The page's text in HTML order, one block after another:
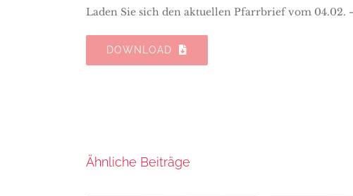
Laden Sie sich den aktuellen Pfarrbrief vom 04.02.
DOWNLOAD
Ähnliche Beiträge